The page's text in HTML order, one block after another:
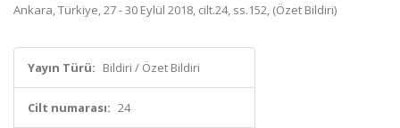
Ankara, Türkiye, 27 - 30 Eylül 2018, cilt.24, ss.152, (Özet Bildiri)
Yayın Türü: Bildiri / Özet Bildiri
Cilt numarası: 24